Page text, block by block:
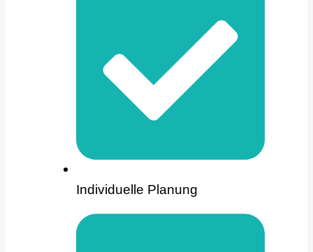
Individuelle Planung